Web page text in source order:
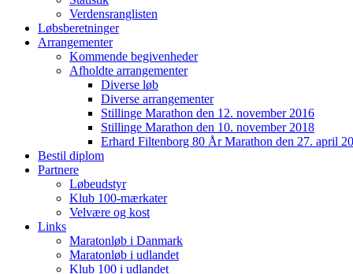
Verdensranglisten
Løbsberetninger
Arrangementer
Kommende begivenheder
Afholdte arrangementer
Diverse løb
Diverse arrangementer
Stillinge Marathon den 12. november 2016
Stillinge Marathon den 10. november 2018
Erhard Filtenborg 80 År Marathon den 27. april
Bestil diplom
Partnere
Løbeudstyr
Klub 100-mærkater
Velvære og kost
Links
Maratonløb i Danmark
Maratonløb i udlandet
Klub 100 i udlandet